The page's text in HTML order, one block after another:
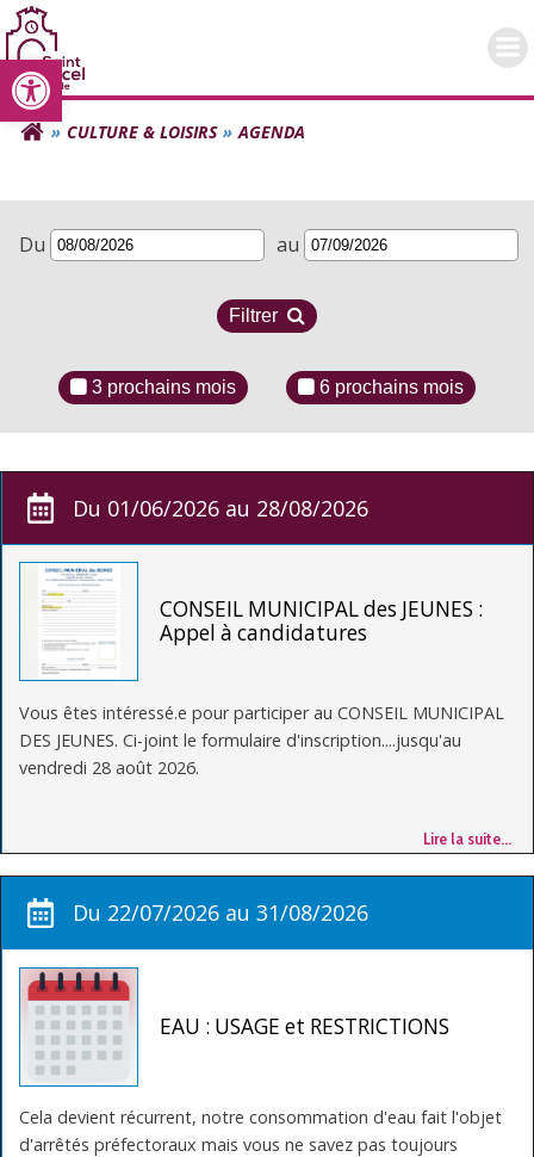
Ouvrir la barre d’outils
Aller
au
contenu
CULTURE & LOISIRS AGENDA
Du au
Filtrer
3 prochains mois 6 prochains mois
Du 01/06/2026 au 28/08/2026
CONSEIL MUNICIPAL des JEUNES :
Appel à candidatures
Vous êtes intéressé.e pour participer au CONSEIL MUNICIPAL
DES JEUNES. Ci-joint le formulaire d'inscription....jusqu'au
vendredi 28 août 2026.
Lire la suite…
Du 22/07/2026 au 31/08/2026
EAU : USAGE et RESTRICTIONS
Cela devient récurrent, notre consommation d'eau fait l'objet
d'arrêtés préfectoraux mais vous ne savez pas toujours